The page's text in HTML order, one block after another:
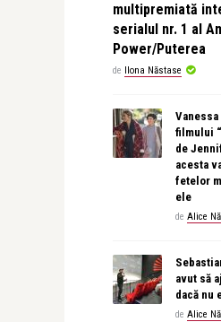
multipremiată
serialul nr. 1 al
Power/Puterea
de Ilona Năstase
filmului
de
acesta
fetelor
ele
de Alice
avut să
dacă nu
de Alice